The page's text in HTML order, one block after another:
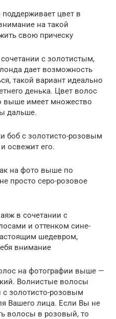
цвет в
на такой
свою прическу
с золотистым,
дает возможность
такой вариант идеально
денька. Цвет волос
выше имеет множество
дальше.
боб с золотисто-розовым
освежит его.
на фото выше по
просто серо-розовое
в сочетании с
и оттенком сине-
шедевром,
внимание
на фотографии выше —
Волнистые волосы
золотисто-розовым
Вашего лица. Если Вы не
волосы в розовый, то